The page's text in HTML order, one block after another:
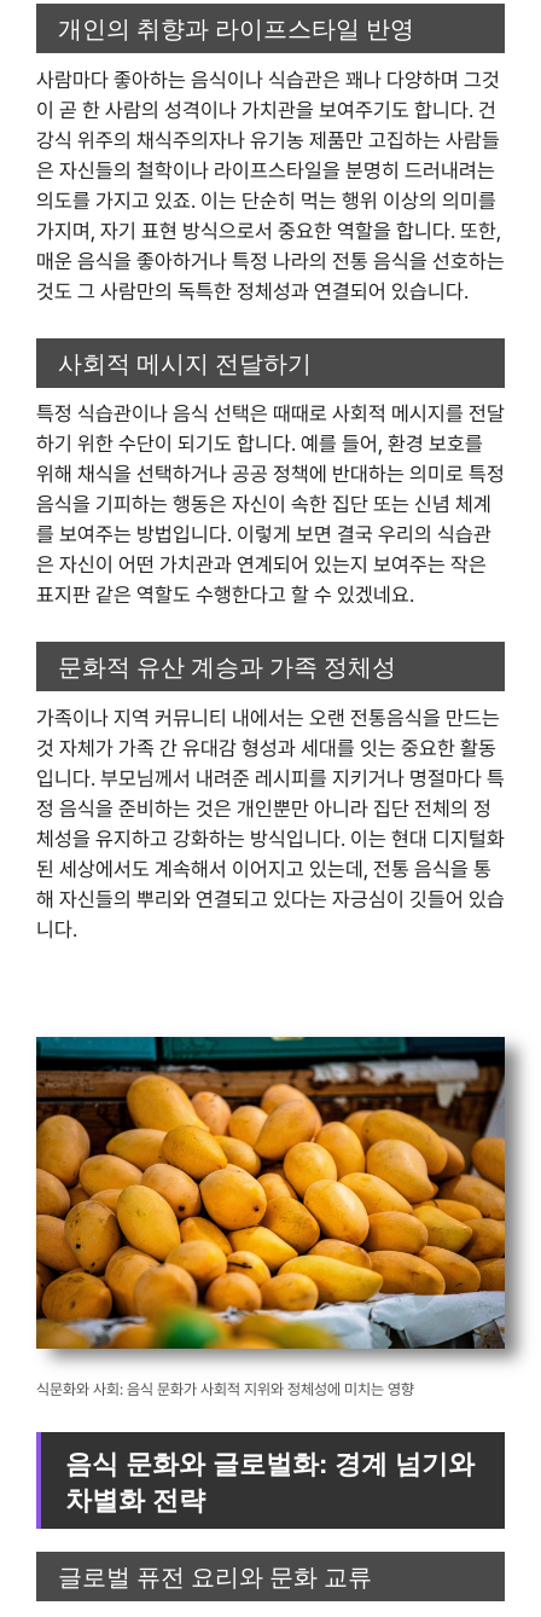
개인의 취향과 라이프스타일 반영
사람마다 좋아하는 음식이나 식습관은 꽤나 다양하며 그것
이 곧 한 사람의 성격이나 가치관을 보여주기도 합니다. 건
강식 위주의 채식주의자나 유기농 제품만 고집하는 사람들
은 자신들의 철학이나 라이프스타일을 분명히 드러내려는
의도를 가지고 있죠. 이는 단순히 먹는 행위 이상의 의미를
가지며, 자기 표현 방식으로서 중요한 역할을 합니다. 또한,
매운 음식을 좋아하거나 특정 나라의 전통 음식을 선호하는
것도 그 사람만의 독특한 정체성과 연결되어 있습니다.
사회적 메시지 전달하기
특정 식습관이나 음식 선택은 때때로 사회적 메시지를 전달
하기 위한 수단이 되기도 합니다. 예를 들어, 환경 보호를
위해 채식을 선택하거나 공공 정책에 반대하는 의미로 특정
음식을 기피하는 행동은 자신이 속한 집단 또는 신념 체계
를 보여주는 방법입니다. 이렇게 보면 결국 우리의 식습관
은 자신이 어떤 가치관과 연계되어 있는지 보여주는 작은
표지판 같은 역할도 수행한다고 할 수 있겠네요.
문화적 유산 계승과 가족 정체성
가족이나 지역 커뮤니티 내에서는 오랜 전통음식을 만드는
것 자체가 가족 간 유대감 형성과 세대를 잇는 중요한 활동
입니다. 부모님께서 내려준 레시피를 지키거나 명절마다 특
정 음식을 준비하는 것은 개인뿐만 아니라 집단 전체의 정
체성을 유지하고 강화하는 방식입니다. 이는 현대 디지털화
된 세상에서도 계속해서 이어지고 있는데, 전통 음식을 통
해 자신들의 뿌리와 연결되고 있다는 자긍심이 깃들어 있습
니다.
식문화와 사회: 음식 문화가 사회적 지위와 정체성에 미치는 영향
음식 문화와 글로벌화: 경계 넘기와
차별화 전략
글로벌 퓨전 요리와 문화 교류